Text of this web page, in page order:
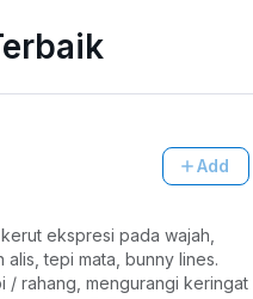
Add
ekspresi pada wajah,
tepi mata, bunny lines.
/ rahang, mengurangi keringat